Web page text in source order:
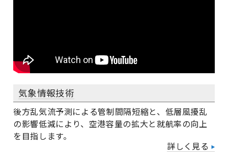
気象情報技術
後方乱気流予測による管制間隔短縮と、低層風擾乱
の影響低減により、空港容量の拡大と就航率の向上
を目指します。
詳しく見る